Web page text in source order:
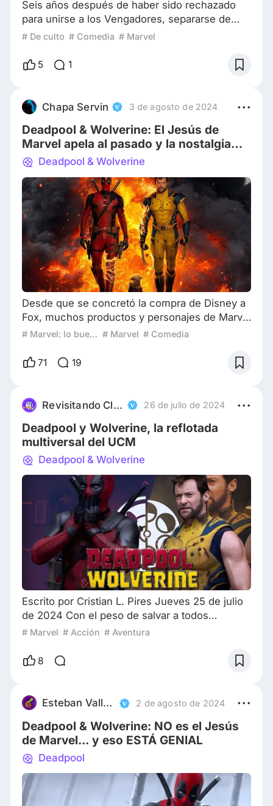
Seis años después de haber sido rechazado
para unirse a los Vengadores, separarse de
Vanessa (Morena Baccarin) y retirarse como
lleva una vida más tranquila vendiendo autos.
línea temporal será eliminada, este se ve
obligado a salir de su retiro para salvarla,
incluyen
# De culto # Comedia # Marvel
5 1
Chapa Servin 3 de agosto de 2024
Deadpool & Wolverine: El Jesús de
Marvel apela al pasado y la nostalgia
para salvar a este Universo
Cinematográfico
Deadpool & Wolverine
Desde que se concretó la compra de Disney a
Fox, muchos productos y personajes de Marvel
quedaron el limbo ante la incertidumbre de si
universo de Fox serían continuidad en el UCM.
solo que pudo sobrevivir y mantener su estatus
para posteriormente tener su gran desembarco
al
# Marvel: lo bueno, lo malo y lo feo # Marvel # Comedia
71 19
Revisitando Clasicos 26 de julio de 2024
Deadpool y Wolverine, la reflotada
multiversal del UCM
Deadpool & Wolverine
Escrito por Cristian L. Pires Jueves 25 de julio
de 2024 Con el peso de salvar a todos
aquellos a los que ama, Deadpool tendrá que
Wolverine. Dirigida por Shawn Levy, Deadpool
sobre su performance en la taquilla, esta última
historia en el vasto universo cinemato
# Marvel # Acción # Aventura
8
Esteban Valladares Arce 2 de agosto de 2024
Deadpool & Wolverine: NO es el Jesús
de Marvel... y eso ESTÁ GENIAL
Deadpool